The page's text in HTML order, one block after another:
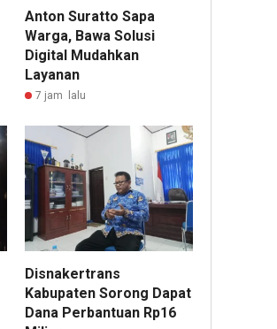
Anton Suratto Sapa
Warga, Bawa Solusi
Digital Mudahkan
Layanan
7 jam lalu
Disnakertrans
Kabupaten Sorong Dapat
Dana Perbantuan Rp16